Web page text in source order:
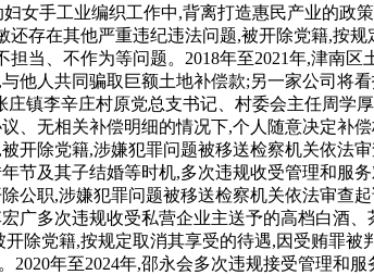
女手工业编织工作中,背离打造惠民产业的政
存在其他严重违纪违法问题,被开除党籍,按
当、不作为等问题。2018年至2021年,津南区
他人共同骗取巨额土地补偿款;另一家公司将
镇李辛庄村原党总支书记、村委会主任周学
、无相关补偿明细的情况下,个人随意决定补
开除党籍,涉嫌犯罪问题被移送检察机关依法
节及其子结婚等时机,多次违规收受管理和服
公职,涉嫌犯罪问题被移送检察机关依法审查
广多次违规收受私营企业主送予的高档白酒
除党籍,按规定取消其享受的待遇,因受贿罪被
年至2024年,邵永会多次违规接受管理和